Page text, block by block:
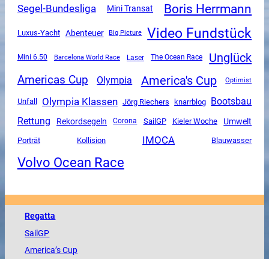
Segel-Bundesliga Mini Transat Boris Herrmann
Luxus-Yacht Abenteuer Big Picture Video Fundstück
Mini 6.50 Barcelona World Race Laser The Ocean Race Unglück
Americas Cup Olympia America's Cup Optimist
Unfall Olympia Klassen Jörg Riechers knarrblog Bootsbau
Rettung Rekordsegeln Corona SailGP Kieler Woche Umwelt
Porträt Kollision IMOCA Blauwasser
Volvo Ocean Race
Regatta
SailGP
America’s Cup